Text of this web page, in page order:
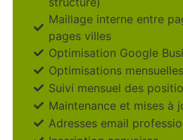
Maillage interne entre
pages villes
Optimisation Google
Optimisations mensuelles
Suivi mensuel des
Maintenance et mises à
Adresses email